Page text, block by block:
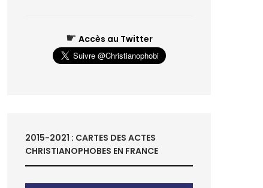
☛ Accès au Twitter
2015-2021 : CARTES DES ACTES
CHRISTIANOPHOBES EN FRANCE